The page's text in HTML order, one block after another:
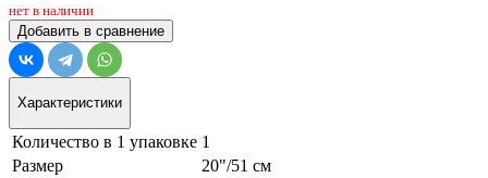
нет в наличии
Добавить в сравнение
Характеристики
Количество в 1 упаковке 1
Размер
20"/51 см